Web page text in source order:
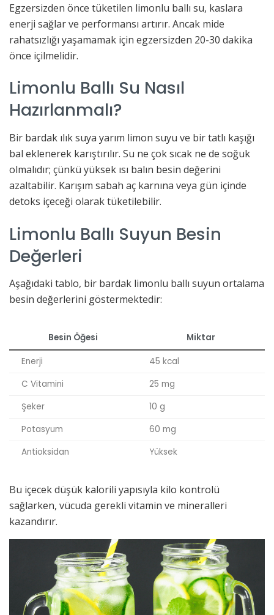
Egzersizden önce tüketilen limonlu ballı su, kaslara
enerji sağlar ve performansı artırır. Ancak mide
rahatsızlığı yaşamamak için egzersizden 20-30 dakika
önce içilmelidir.
Limonlu Ballı Su Nasıl
Hazırlanmalı?
Bir bardak ılık suya yarım limon suyu ve bir tatlı kaşığı
bal eklenerek karıştırılır. Su ne çok sıcak ne de soğuk
olmalıdır; çünkü yüksek ısı balın besin değerini
azaltabilir. Karışım sabah aç karnına veya gün içinde
detoks içeceği olarak tüketilebilir.
Limonlu Ballı Suyun Besin
Değerleri
Aşağıdaki tablo, bir bardak limonlu ballı suyun ortalama
besin değerlerini göstermektedir:
Besin Öğesi Miktar
Enerji
45 kcal
C Vitamini
25 mg
Şeker
10 g
Potasyum
60 mg
Antioksidan
Yüksek
Bu içecek düşük kalorili yapısıyla kilo kontrolü
sağlarken, vücuda gerekli vitamin ve mineralleri
kazandırır.